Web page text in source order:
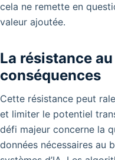
cela ne remette en
valeur ajoutée.
La résistance
conséquences
Cette résistance peut
et limiter le potentiel
défi majeur concerne la
données nécessaires au